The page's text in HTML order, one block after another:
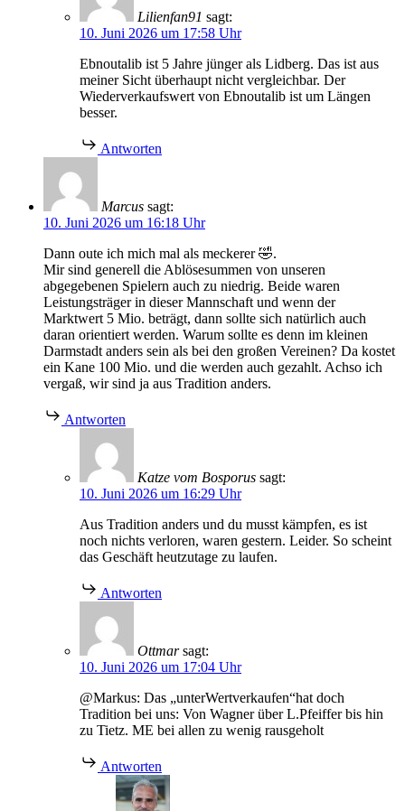
Lilienfan91 sagt:
10. Juni 2026 um 17:58 Uhr
Ebnoutalib ist 5 Jahre jünger als Lidberg. Das ist aus
meiner Sicht überhaupt nicht vergleichbar. Der
Wiederverkaufswert von Ebnoutalib ist um Längen
besser.
Antworten
Marcus sagt:
10. Juni 2026 um 16:18 Uhr
Dann oute ich mich mal als meckerer 🤣.
Mir sind generell die Ablösesummen von unseren
abgegebenen Spielern auch zu niedrig. Beide waren
Leistungsträger in dieser Mannschaft und wenn der
Marktwert 5 Mio. beträgt, dann sollte sich natürlich auch
daran orientiert werden. Warum sollte es denn im kleinen
Darmstadt anders sein als bei den großen Vereinen? Da kostet
ein Kane 100 Mio. und die werden auch gezahlt. Achso ich
vergaß, wir sind ja aus Tradition anders.
Antworten
Katze vom Bosporus sagt:
10. Juni 2026 um 16:29 Uhr
Aus Tradition anders und du musst kämpfen, es ist
noch nichts verloren, waren gestern. Leider. So scheint
das Geschäft heutzutage zu laufen.
Antworten
Ottmar sagt:
10. Juni 2026 um 17:04 Uhr
@Markus: Das „unterWertverkaufen“hat doch
Tradition bei uns: Von Wagner über L.Pfeiffer bis hin
zu Tietz. ME bei allen zu wenig rausgeholt
Antworten